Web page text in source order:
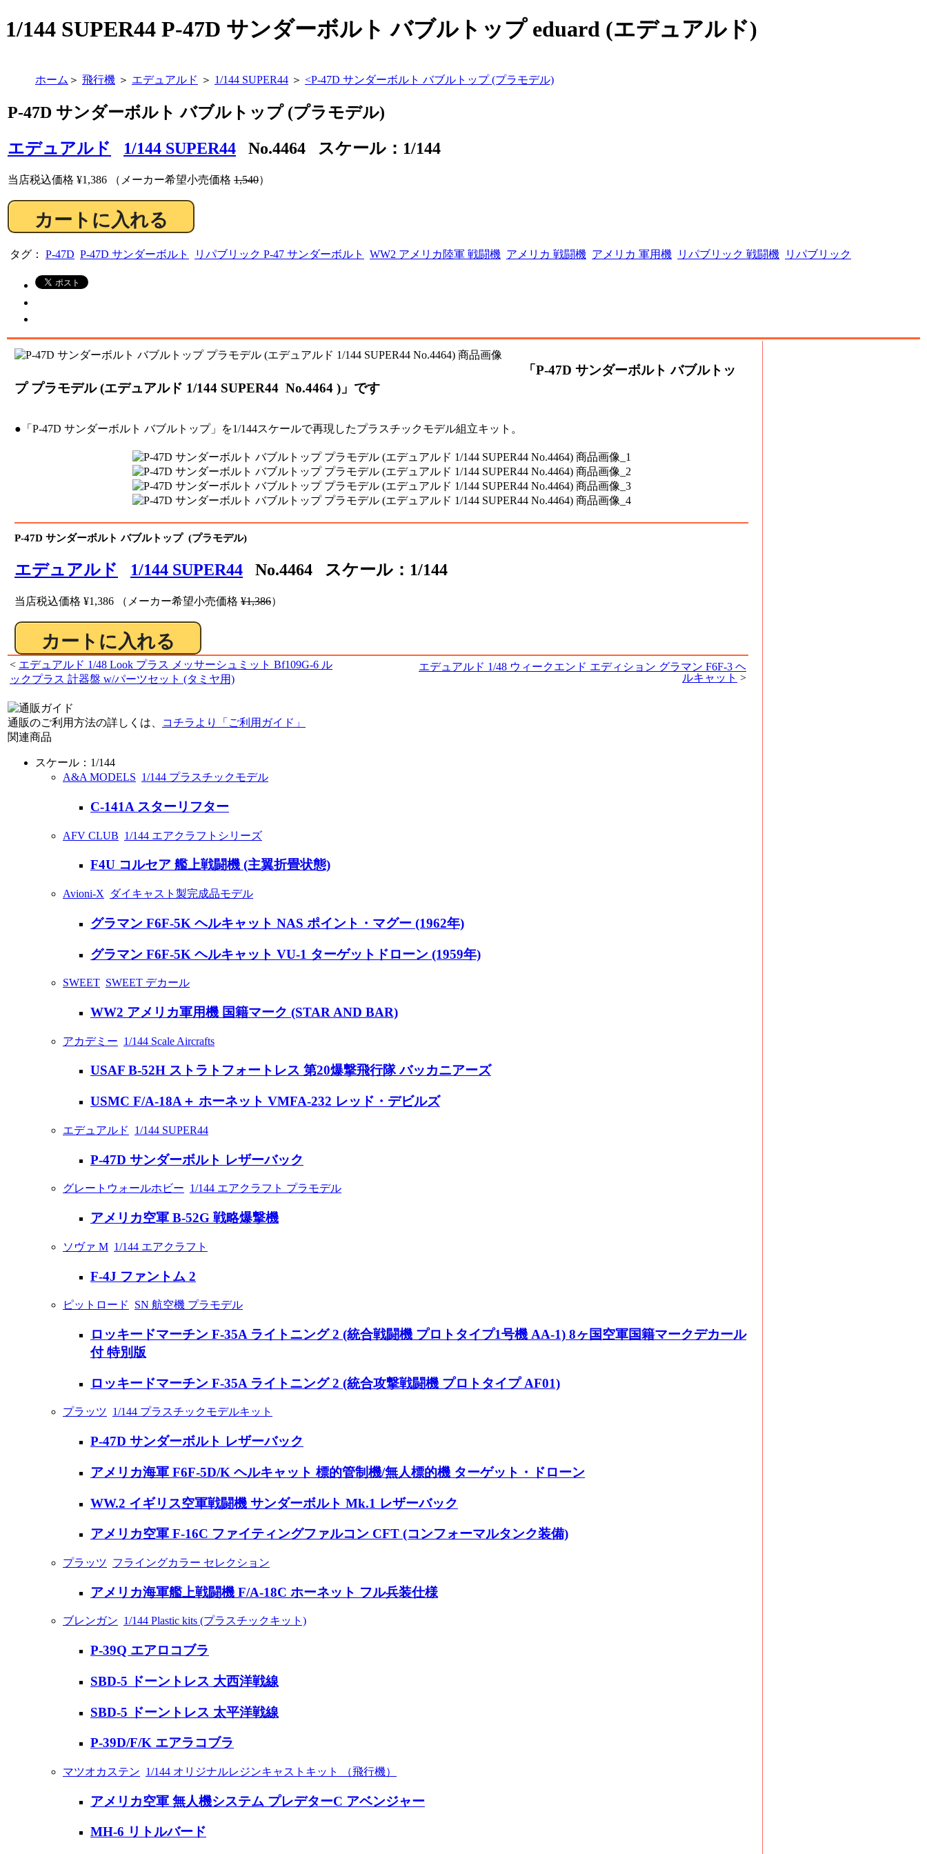
1/144 SUPER44 P-47D サンダーボルト バブルトップ eduard (エデュアルド)
ホーム ＞ 飛行機 ＞ エデュアルド ＞ 1/144 SUPER44 ＞ <P-47D サンダーボルト バブルトップ (プラモデル)
P-47D サンダーボルト バブルトップ (プラモデル)
エデュアルド
1/144 SUPER44 No.4464 スケール：1/144
当店税込価格 ¥1,386 （メーカー希望小売価格 1,540）
タグ： P-47D P-47D サンダーボルト リパブリック P-47 サンダーボルト WW2 アメリカ陸軍 戦闘機 アメリカ 戦闘機 アメリカ 軍用機 リパブリック 戦闘機 リパブリック
「P-47D サンダーボルト バブルトッ
プ プラモデル (エデュアルド 1/144 SUPER44 No.4464 )」です
●「P-47D サンダーボルト バブルトップ」を1/144スケールで再現したプラスチックモデル組立キット。
P-47D サンダーボルト バブルトップ (プラモデル)
エデュアルド 1/144 SUPER44 No.4464 スケール：1/144
当店税込価格 ¥1,386 （メーカー希望小売価格 ¥1,386）
< エデュアルド 1/48 Look プラス メッサーシュミット Bf109G-6 ル
ックプラス 計器盤 w/パーツセット (タミヤ用)
エデュアルド 1/48 ウィークエンド エディション グラマン F6F-3 ヘ
ルキャット >
通販のご利用方法の詳しくは、
コチラより「ご利用ガイド」
関連商品
スケール：1/144
A&A MODELS 1/144 プラスチックモデル
C-141A スターリフター
AFV CLUB 1/144 エアクラフトシリーズ
F4U コルセア 艦上戦闘機 (主翼折畳状態)
Avioni-X ダイキャスト製完成品モデル
グラマン F6F-5K ヘルキャット NAS ポイント・マグー (1962年)
グラマン F6F-5K ヘルキャット VU-1 ターゲットドローン (1959年)
SWEET SWEET デカール
WW2 アメリカ軍用機 国籍マーク (STAR AND BAR)
アカデミー 1/144 Scale Aircrafts
USAF B-52H ストラトフォートレス 第20爆撃飛行隊 バッカニアーズ
USMC F/A-18A＋ ホーネット VMFA-232 レッド・デビルズ
エデュアルド 1/144 SUPER44
P-47D サンダーボルト レザーバック
グレートウォールホビー 1/144 エアクラフト プラモデル
アメリカ空軍 B-52G 戦略爆撃機
ソヴァ M 1/144 エアクラフト
F-4J ファントム 2
ピットロード SN 航空機 プラモデル
ロッキードマーチン F-35A ライトニング 2 (統合戦闘機 プロトタイプ1号機 AA-1) 8ヶ国空軍国籍マークデカール
付 特別版
ロッキードマーチン F-35A ライトニング 2 (統合攻撃戦闘機 プロトタイプ AF01)
プラッツ 1/144 プラスチックモデルキット
P-47D サンダーボルト レザーバック
アメリカ海軍 F6F-5D/K ヘルキャット 標的管制機/無人標的機 ターゲット・ドローン
WW.2 イギリス空軍戦闘機 サンダーボルト Mk.1 レザーバック
アメリカ空軍 F-16C ファイティングファルコン CFT (コンフォーマルタンク装備)
プラッツ フライングカラー セレクション
アメリカ海軍艦上戦闘機 F/A-18C ホーネット フル兵装仕様
ブレンガン 1/144 Plastic kits (プラスチックキット)
P-39Q エアロコブラ
SBD-5 ドーントレス 大西洋戦線
SBD-5 ドーントレス 太平洋戦線
P-39D/F/K エアラコブラ
マツオカステン 1/144 オリジナルレジンキャストキット （飛行機）
アメリカ空軍 無人機システム プレデターC アベンジャー
MH-6 リトルバード